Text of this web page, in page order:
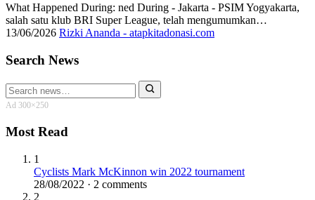
What Happened During: ned During - Jakarta - PSIM Yogyakarta,
salah satu klub BRI Super League, telah mengumumkan…
13/06/2026 Rizki Ananda - atapkitadonasi.com
Search News
Search
for:
Ad 300×250
Most Read
1
Cyclists Mark McKinnon win 2022 tournament
28/08/2022 · 2 comments
2